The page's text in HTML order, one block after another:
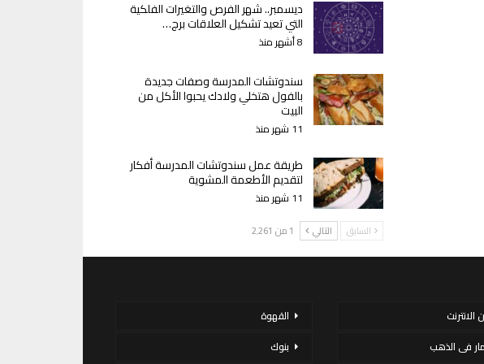
ديسمبر.. شهر الفرص والتغيرات الفلكية
التي تعيد تشكيل العلاقات برج…
8 أشهر منذ
سندوتشات المدرسة وصفات جديدة
بالفول هتخلي ولادك يحبوا الأكل من
البيت
11 شهر منذ
طريقة عمل سندوتشات المدرسة أفكار
لتقديم الأطعمة المشوية
11 شهر منذ
السابق التالي 1 من 2٬261
الانترنت
فى الذهب
القهوة
بنوك